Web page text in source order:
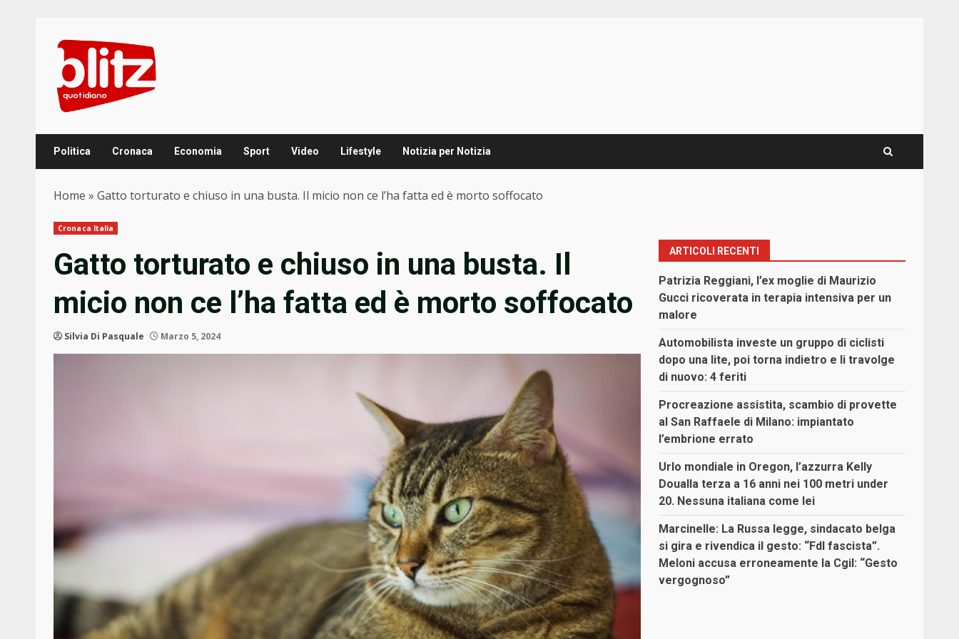
content
Politica Cronaca Economia Sport Video Lifestyle Notizia per Notizia
Home » Gatto torturato e chiuso in una busta. Il micio non ce l’ha fatta ed è morto soffocato
Cronaca Italia
Gatto torturato e chiuso in una busta. Il
micio non ce l’ha fatta ed è morto soffocato
Silvia Di Pasquale Marzo 5, 2024
ARTICOLI RECENTI
Patrizia Reggiani, l’ex moglie di Maurizio
Gucci ricoverata in terapia intensiva per un
malore
Automobilista investe un gruppo di ciclisti
dopo una lite, poi torna indietro e li travolge
di nuovo: 4 feriti
Procreazione assistita, scambio di provette
al San Raffaele di Milano: impiantato
l’embrione errato
Urlo mondiale in Oregon, l’azzurra Kelly
Doualla terza a 16 anni nei 100 metri under
20. Nessuna italiana come lei
Marcinelle: La Russa legge, sindacato belga
si gira e rivendica il gesto: “FdI fascista”.
Meloni accusa erroneamente la Cgil: “Gesto
vergognoso”